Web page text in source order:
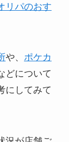
リパのおす
や、 ポケカ
どについて
にしてみて